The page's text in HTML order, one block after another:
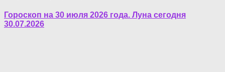
Гороскоп на 30 июля 2026 года. Луна сегодня
30.07.2026